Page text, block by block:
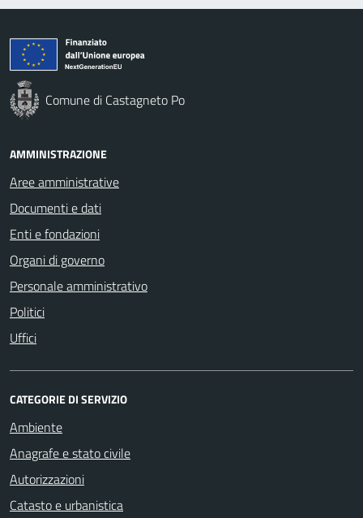
Comune di Castagneto Po
AMMINISTRAZIONE
Aree amministrative
Documenti e dati
Enti e fondazioni
Organi di governo
Personale amministrativo
Politici
Uffici
CATEGORIE DI SERVIZIO
Ambiente
Anagrafe e stato civile
Autorizzazioni
Catasto e urbanistica